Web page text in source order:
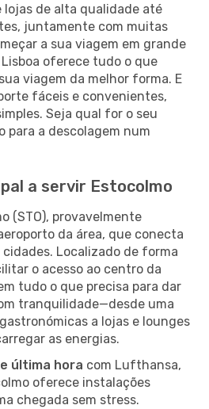
lojas de alta qualidade até
juntamente com muitas
a sua viagem em grande
oferece tudo o que
viagem da melhor forma. E
fáceis e convenientes,
Seja qual for o seu
para a descolagem num
a servir Estocolmo
(STO), provavelmente
da área, que conecta
Localizado de forma
o acesso ao centro da
tudo o que precisa para dar
tranquilidade—desde uma
a lojas e lounges
as energias.
última hora com Lufthansa,
oferece instalações
chegada sem stress.